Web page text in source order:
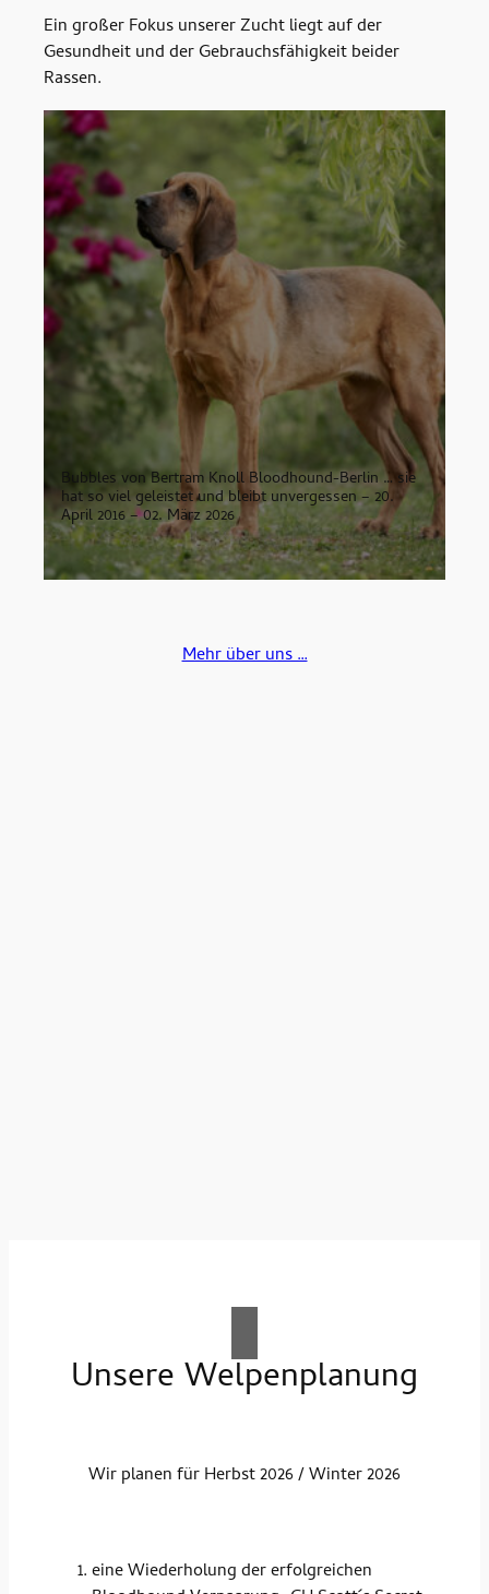
Ein großer Fokus unserer Zucht liegt auf der
Gesundheit und der Gebrauchsfähigkeit beider
Rassen.
Bubbles von Bertram Knoll Bloodhound-Berlin … sie
hat so viel geleistet und bleibt unvergessen – 20.
April 2016 – 02. März 2026
Mehr über uns …
Unsere Welpenplanung
Wir planen für Herbst 2026 / Winter 2026
eine Wiederholung der erfolgreichen